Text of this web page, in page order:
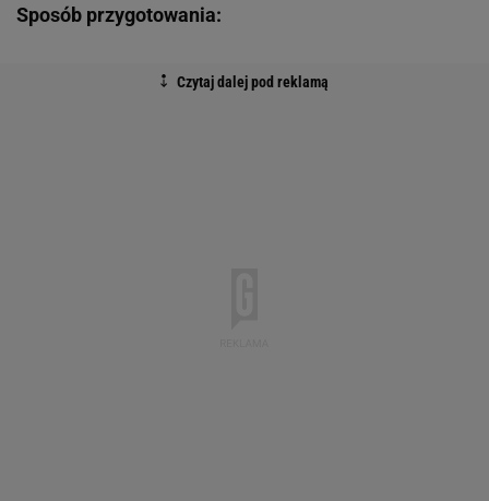
Sposób przygotowania: